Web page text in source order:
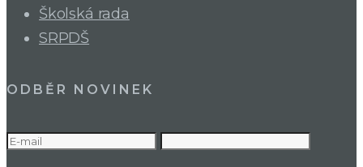
Školská rada
SRPDŠ
ODBĚR NOVINEK